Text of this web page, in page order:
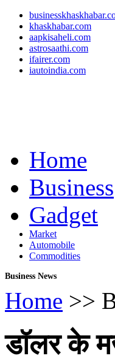
khaskhabar.com
aapkisaheli.com
astrosaathi.com
ifairer.com
iautoindia.com
Home
Business
Gadget
Market
Automobile
Commodities
Business News
Home >>
डॉलर के